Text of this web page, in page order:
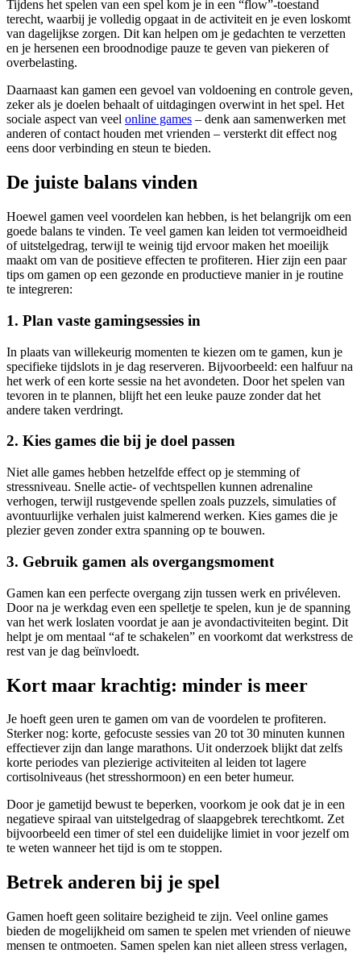
Tijdens het spelen van een spel kom je in een “flow”-toestand
terecht, waarbij je volledig opgaat in de activiteit en je even loskomt
van dagelijkse zorgen. Dit kan helpen om je gedachten te verzetten
en je hersenen een broodnodige pauze te geven van piekeren of
overbelasting.
Daarnaast kan gamen een gevoel van voldoening en controle geven,
zeker als je doelen behaalt of uitdagingen overwint in het spel. Het
sociale aspect van veel online games – denk aan samenwerken met
anderen of contact houden met vrienden – versterkt dit effect nog
eens door verbinding en steun te bieden.
De juiste balans vinden
Hoewel gamen veel voordelen kan hebben, is het belangrijk om een
goede balans te vinden. Te veel gamen kan leiden tot vermoeidheid
of uitstelgedrag, terwijl te weinig tijd ervoor maken het moeilijk
maakt om van de positieve effecten te profiteren. Hier zijn een paar
tips om gamen op een gezonde en productieve manier in je routine
te integreren:
1. Plan vaste gamingsessies in
In plaats van willekeurig momenten te kiezen om te gamen, kun je
specifieke tijdslots in je dag reserveren. Bijvoorbeeld: een halfuur na
het werk of een korte sessie na het avondeten. Door het spelen van
tevoren in te plannen, blijft het een leuke pauze zonder dat het
andere taken verdringt.
2. Kies games die bij je doel passen
Niet alle games hebben hetzelfde effect op je stemming of
stressniveau. Snelle actie- of vechtspellen kunnen adrenaline
verhogen, terwijl rustgevende spellen zoals puzzels, simulaties of
avontuurlijke verhalen juist kalmerend werken. Kies games die je
plezier geven zonder extra spanning op te bouwen.
3. Gebruik gamen als overgangsmoment
Gamen kan een perfecte overgang zijn tussen werk en privéleven.
Door na je werkdag even een spelletje te spelen, kun je de spanning
van het werk loslaten voordat je aan je avondactiviteiten begint. Dit
helpt je om mentaal “af te schakelen” en voorkomt dat werkstress de
rest van je dag beïnvloedt.
Kort maar krachtig: minder is meer
Je hoeft geen uren te gamen om van de voordelen te profiteren.
Sterker nog: korte, gefocuste sessies van 20 tot 30 minuten kunnen
effectiever zijn dan lange marathons. Uit onderzoek blijkt dat zelfs
korte periodes van plezierige activiteiten al leiden tot lagere
cortisolniveaus (het stresshormoon) en een beter humeur.
Door je gametijd bewust te beperken, voorkom je ook dat je in een
negatieve spiraal van uitstelgedrag of slaapgebrek terechtkomt. Zet
bijvoorbeeld een timer of stel een duidelijke limiet in voor jezelf om
te weten wanneer het tijd is om te stoppen.
Betrek anderen bij je spel
Gamen hoeft geen solitaire bezigheid te zijn. Veel online games
bieden de mogelijkheid om samen te spelen met vrienden of nieuwe
mensen te ontmoeten. Samen spelen kan niet alleen stress verlagen,